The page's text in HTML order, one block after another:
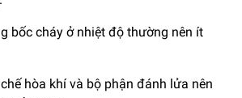
bốc cháy ở nhiệt độ thường nên ít
hòa khí và bộ phận đánh lửa nên